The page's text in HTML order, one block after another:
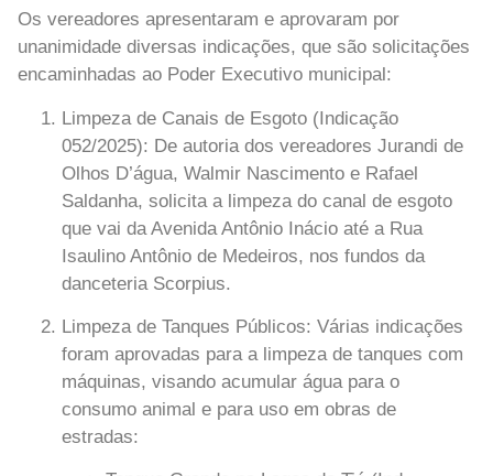
Os vereadores apresentaram e aprovaram por
unanimidade diversas indicações, que são solicitações
encaminhadas ao Poder Executivo municipal:
Limpeza de Canais de Esgoto (Indicação
052/2025): De autoria dos vereadores Jurandi de
Olhos D’água, Walmir Nascimento e Rafael
Saldanha, solicita a limpeza do canal de esgoto
que vai da Avenida Antônio Inácio até a Rua
Isaulino Antônio de Medeiros, nos fundos da
danceteria Scorpius.
Limpeza de Tanques Públicos: Várias indicações
foram aprovadas para a limpeza de tanques com
máquinas, visando acumular água para o
consumo animal e para uso em obras de
estradas: